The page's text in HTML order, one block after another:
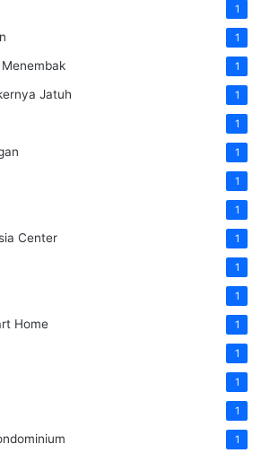
1
1
1
Jatuh 1
1
1
1
1
Center 1
1
1
Home 1
1
1
1
1